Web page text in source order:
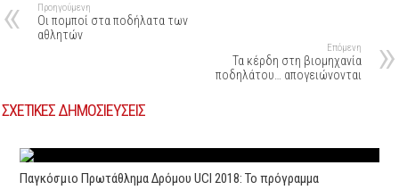
Προηγούμενη
Οι πομποί στα ποδήλατα των
αθλητών
Επόμενη
Τα κέρδη στη βιομηχανία
ποδηλάτου… απογειώνονται
ΣΧΕΤΙΚΕΣ ΔΗΜΟΣΙΕΥΣΕΙΣ
Παγκόσμιο Πρωτάθλημα Δρόμου UCI 2018: Το πρόγραμμα